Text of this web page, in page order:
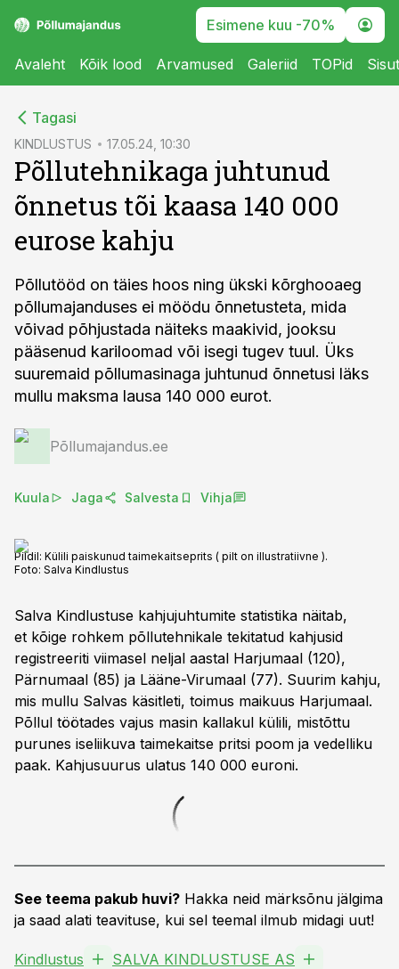
Esimene kuu -70%
Avaleht Kõik lood Arvamused Galeriid TOPid
Tagasi
KINDLUSTUS 17.05.24, 10:30
Põllutehnikaga juhtunud
õnnetus tõi kaasa 140 000
eurose kahju
Põllutööd on täies hoos ning ükski kõrghooaeg
põllumajanduses ei möödu õnnetusteta, mida
võivad põhjustada näiteks maakivid, jooksu
pääsenud kariloomad või isegi tugev tuul. Üks
suuremaid põllumasinaga juhtunud õnnetusi läks
mullu maksma lausa 140 000 eurot.
Põllumajandus.ee
Kuula Jaga Salvesta Vihja
Pildil: Külili paiskunud taimekaitseprits ( pilt on illustratiivne ).
Foto: Salva Kindlustus
Salva Kindlustuse kahjujuhtumite statistika näitab,
et kõige rohkem põllutehnikale tekitatud kahjusid
registreeriti viimasel neljal aastal Harjumaal (120),
Pärnumaal (85) ja Lääne-Virumaal (77). Suurim kahju,
mis mullu Salvas käsitleti, toimus maikuus Harjumaal.
Põllul töötades vajus masin kallakul külili, mistõttu
purunes iseliikuva taimekaitse pritsi poom ja vedelliku
paak. Kahjusuurus ulatus 140 000 euroni.
See teema pakub huvi? Hakka neid märksõnu jälgima
ja saad alati teavituse, kui sel teemal ilmub midagi uut!
Kindlustus
SALVA KINDLUSTUSE AS